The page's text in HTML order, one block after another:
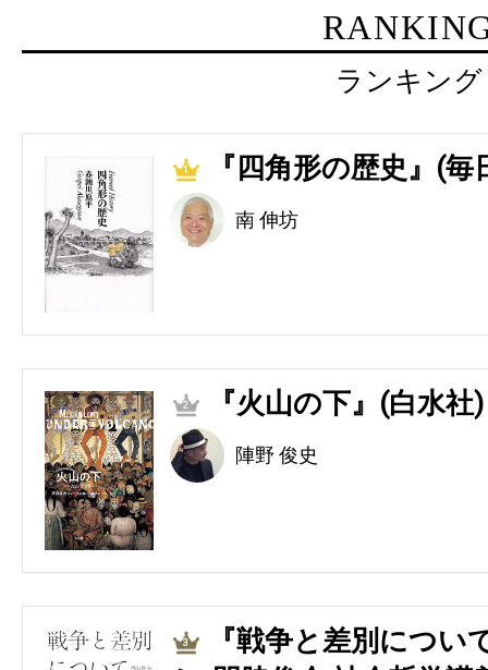
ランキング
1 『四角形の歴史』(毎
南 伸坊
2 『火山の下』(白水社)
陣野 俊史
3
『戦争と差別につ